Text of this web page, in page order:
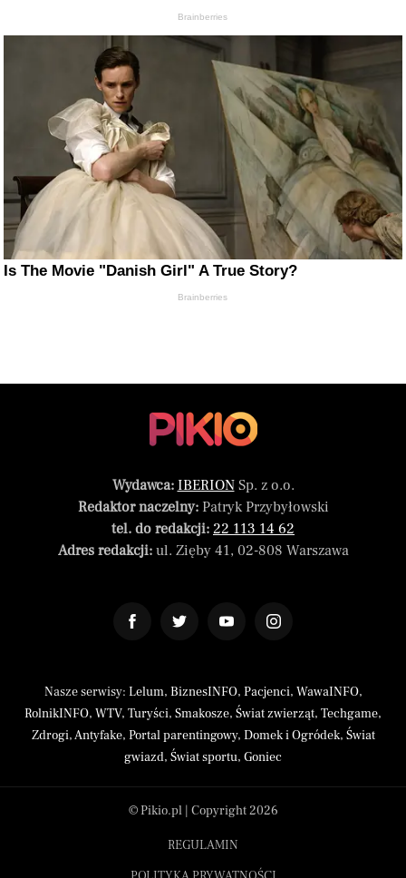
Brainberries
Is The Movie "Danish Girl" A True Story?
Brainberries
Wydawca: IBERIONSp. z o.o.
Redaktor naczelny:Patryk Przybyłowski
tel. do redakcji: 22 113 14 62
Adres redakcji:ul. Zięby 41, 02-808 Warszawa
Nasze serwisy: Lelum, BiznesINFO, Pacjenci, WawaINFO,
RolnikINFO, WTV, Turyści, Smakosze, Świat zwierząt, Techgame,
Zdrogi,Antyfake, Portal parentingowy, Domek i Ogródek, Świat
gwiazd, Świat sportu, Goniec
© Pikio.pl | Copyright 2026
REGULAMIN